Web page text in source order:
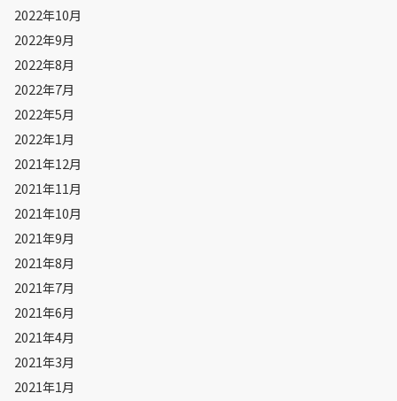
2022年10月
2022年9月
2022年8月
2022年7月
2022年5月
2022年1月
2021年12月
2021年11月
2021年10月
2021年9月
2021年8月
2021年7月
2021年6月
2021年4月
2021年3月
2021年1月